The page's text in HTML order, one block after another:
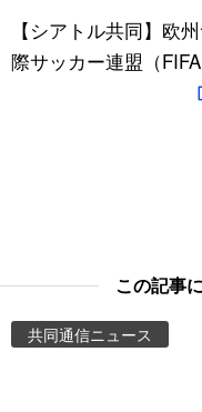
文化
動画/Live
スポーツ・東京2020
【シアトル共同】欧
際サッカー連盟（
この記事
共同通信ニュース